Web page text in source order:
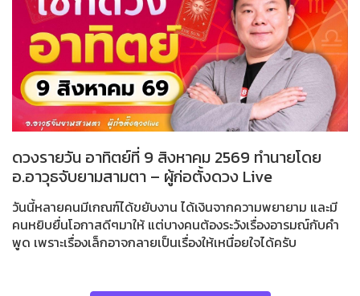
ดวงรายวัน อาทิตย์ที่ 9 สิงหาคม 2569 ทำนายโดย
อ.อาวุธจับยามสามตา – ผู้ก่อตั้งดวง Live
วันนี้หลายคนมีเกณฑ์ได้ขยับงาน ได้เงินจากความพยายาม และมี
คนหยิบยื่นโอกาสดีๆมาให้ แต่บางคนต้องระวังเรื่องอารมณ์กับคำ
พูด เพราะเรื่องเล็กอาจกลายเป็นเรื่องให้เหนื่อยใจได้ครับ